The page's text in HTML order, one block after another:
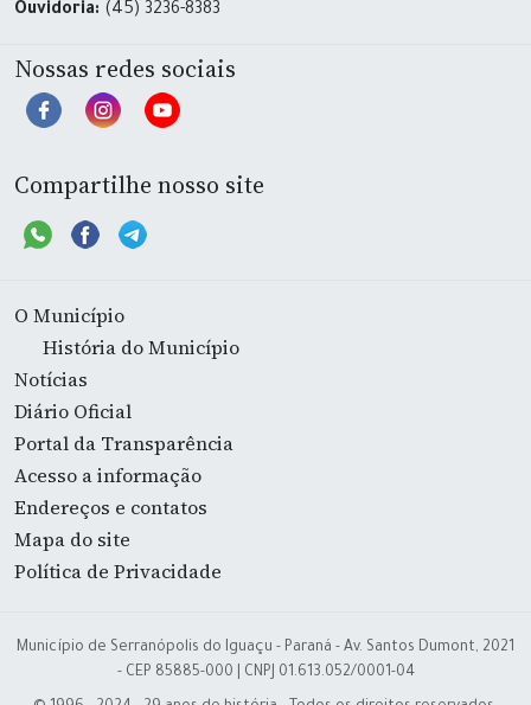
Ouvidoria: (45) 3236-8383
Nossas redes sociais
Compartilhe nosso site
O Município
História do Município
Notícias
Diário Oficial
Portal da Transparência
Acesso a informação
Endereços e contatos
Mapa do site
Política de Privacidade
Município de Serranópolis do Iguaçu - Paraná - Av. Santos Dumont, 2021
- CEP 85885-000 | CNPJ 01.613.052/0001-04